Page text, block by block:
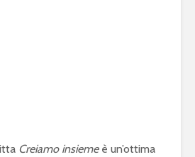
Creiamo insiemeè un’ottima